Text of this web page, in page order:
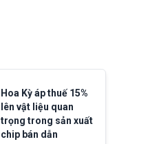
Hoa Kỳ áp thuế 15%
lên vật liệu quan
trọng trong sản xuất
chip bán dẫn